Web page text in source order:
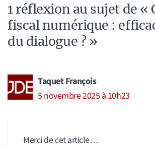
1 réflexion au sujet de «
fiscal numérique :
du dialogue ? »
Taquet François
5 novembre 2025 à 10h23
Merci de cet article…